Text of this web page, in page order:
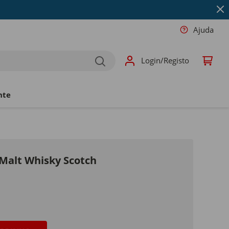
Ajuda
Login/Registo
Whisky Scotch